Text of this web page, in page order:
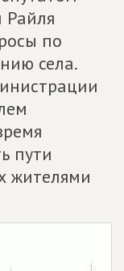
Райля
по
села.
пути
жителями